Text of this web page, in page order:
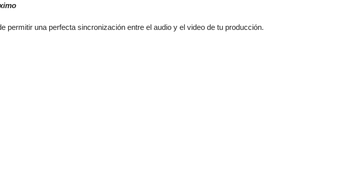
una perfecta sincronización entre el audio y el video de tu producción.